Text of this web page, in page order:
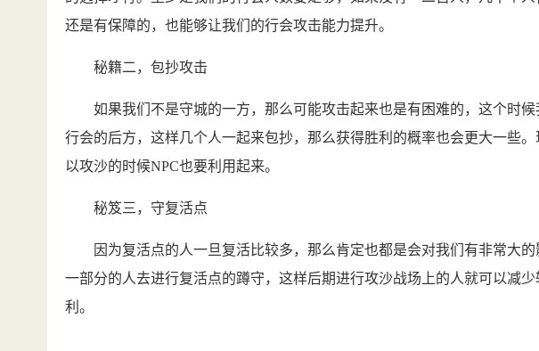
还是有保障的，也能够让我们的行会攻击能力提升。
秘籍二，包抄攻击
如果我们不是守城的一方，那么可能攻击起来也是有困难的，这个时候
行会的后方，这样几个人一起来包抄，那么获得胜利的概率也会更大一些
以攻沙的时候NPC也要利用起来。
秘笈三，守复活点
因为复活点的人一旦复活比较多，那么肯定也都是会对我们有非常大的
一部分的人去进行复活点的蹲守，这样后期进行攻沙战场上的人就可以减
利。